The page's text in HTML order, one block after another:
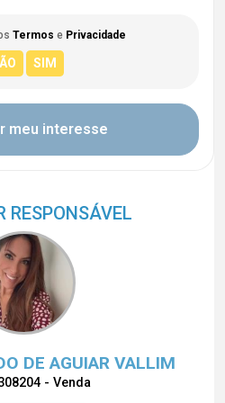
Termos e Privacidade
meu interesse
RESPONSÁVEL
DE AGUIAR VALLIM
- Venda